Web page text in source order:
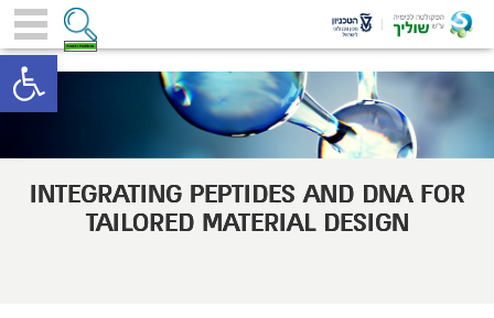
INTEGRATING PEPTIDES AND DNA FOR
TAILORED MATERIAL DESIGN